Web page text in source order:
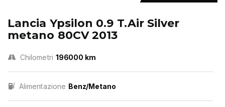
Lancia Ypsilon 0.9 T.Air Silver
metano 80CV 2013
Chilometri 196000 km
Alimentazione Benz/Metano